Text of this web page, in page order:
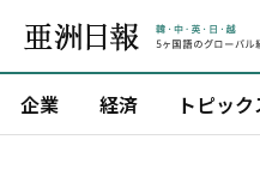
企業 経済 トピック